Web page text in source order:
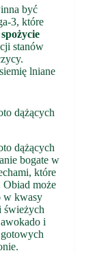
być
3, które
stanów
lniane
dążących
dążących
bogate w
które
Obiad może
w kwasy
świeżych
i